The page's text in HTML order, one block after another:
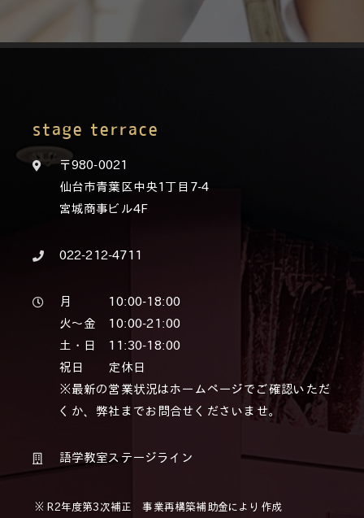
stage terrace
〒980-0021
仙台市青葉区中央1丁目7-4
宮城商事ビル4F
022-212-4711
月 10:00-18:00
火～金 10:00-21:00
土・日 11:30-18:00
祝日 定休日
※最新の営業状況はホームページでご確認いただ
くか、弊社までお問合せくださいませ。
語学教室ステージライン
※ R2年度第3次補正 事業再構築補助金により作成